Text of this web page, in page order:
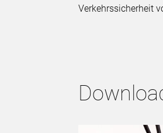
Verkehrssicherheit